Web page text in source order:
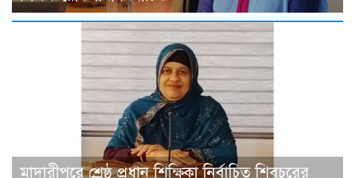
মাদারীপুরে শ্রেষ্ঠ প্রধান শিক্ষিকা নির্বাচিত শিবচরের